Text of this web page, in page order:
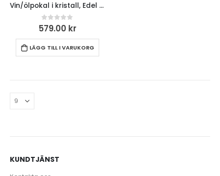
Vin/ölpokal i kristall, Edel 40cl, 6-pack
0out of 5
579.00 kr
LÄGG TILL I VARUKORG
KUNDTJÄNST